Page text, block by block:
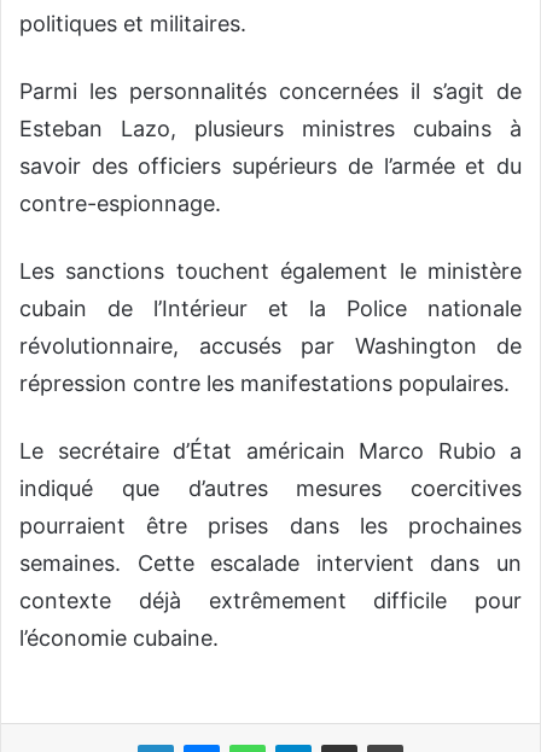
politiques et militaires.
Parmi les personnalités concernées il s’agit de
Esteban Lazo, plusieurs ministres cubains à
savoir des officiers supérieurs de l’armée et du
contre-espionnage.
Les sanctions touchent également le ministère
cubain de l’Intérieur et la Police nationale
révolutionnaire, accusés par Washington de
répression contre les manifestations populaires.
Le secrétaire d’État américain Marco Rubio a
indiqué que d’autres mesures coercitives
pourraient être prises dans les prochaines
semaines. Cette escalade intervient dans un
contexte déjà extrêmement difficile pour
l’économie cubaine.